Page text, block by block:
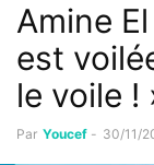
Amine
est
le voile !
Par Youcef - 30/11/